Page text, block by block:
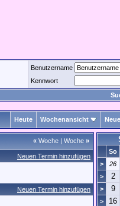
Benutzername
Kennwort
Heute Wochenansicht
« Woche | Woche »
Neuen Termin hinzufügen
Neuen Termin hinzufügen
So
>
26
> 2
> 9
> 16